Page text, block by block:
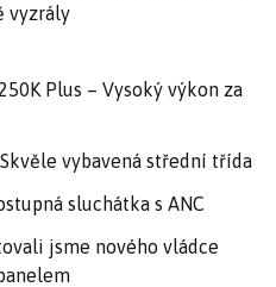
vyzrály
Plus – Vysoký výkon za
vybavená střední třída
sluchátka s ANC
jsme nového vládce